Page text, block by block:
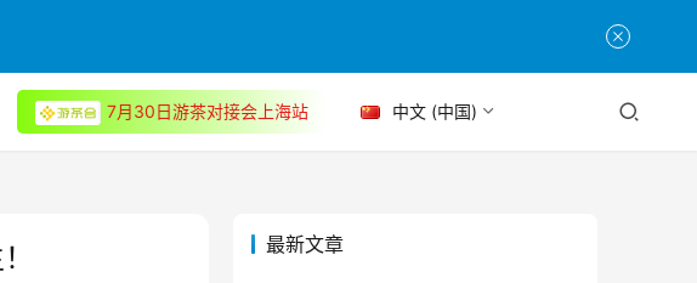
7月30日游茶对接会上海站 中文 (中国)
最新文章